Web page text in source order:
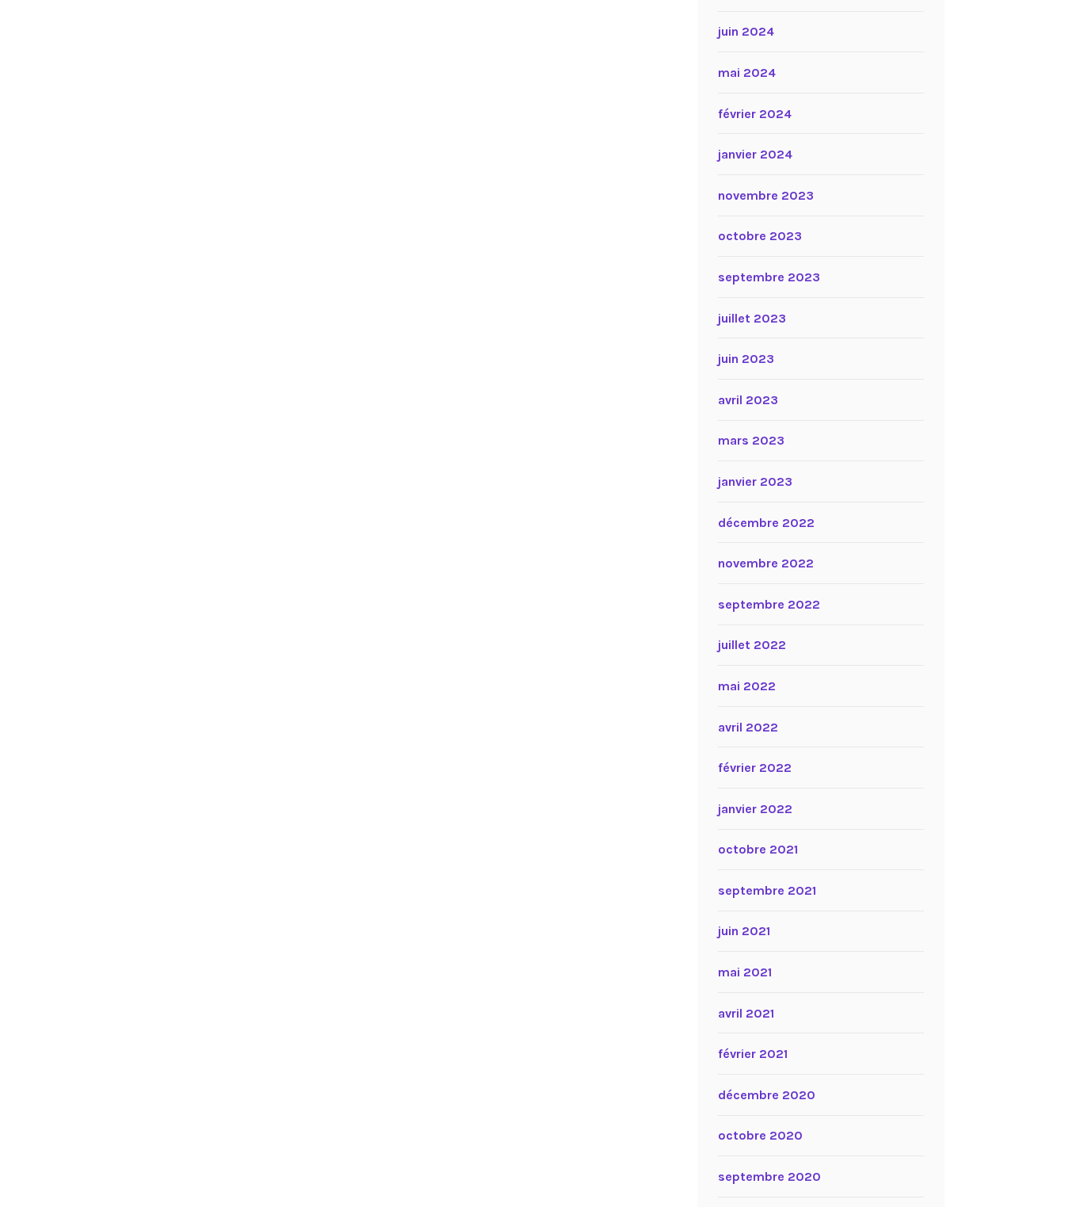
juin 2024
mai 2024
février 2024
janvier 2024
novembre 2023
octobre 2023
septembre 2023
juillet 2023
juin 2023
avril 2023
mars 2023
janvier 2023
décembre 2022
novembre 2022
septembre 2022
juillet 2022
mai 2022
avril 2022
février 2022
janvier 2022
octobre 2021
septembre 2021
juin 2021
mai 2021
avril 2021
février 2021
décembre 2020
octobre 2020
septembre 2020